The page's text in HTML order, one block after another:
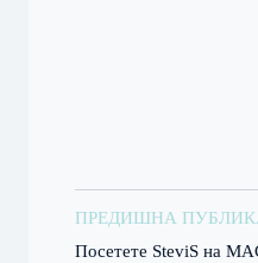
ПРЕДИШНА
Посетете SteviS на